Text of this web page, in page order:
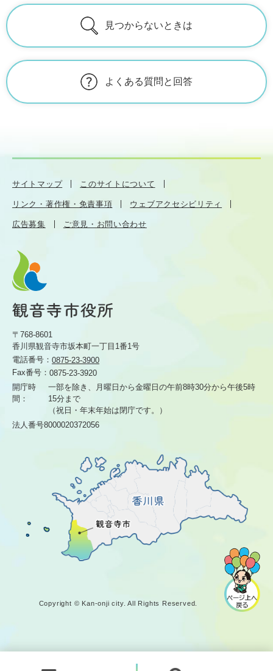
見つからないときは
よくある質問と回答
サイトマップ このサイトについて
リンク・著作権・免責事項 ウェブアクセシビリティ
広告募集 ご意見・お問い合わせ
〒768-8601
香川県観音寺市坂本町一丁目1番1号
電話番号： 0875-23-3900
Fax番号： 0875-23-3920
開庁時
間：
一部を除き、月曜日から金曜日の午前8時30分から午後5時
15分まで
（祝日・年末年始は閉庁です。）
法人番号8000020372056
Copyright © Kan-onji city. All Rights Reserved.